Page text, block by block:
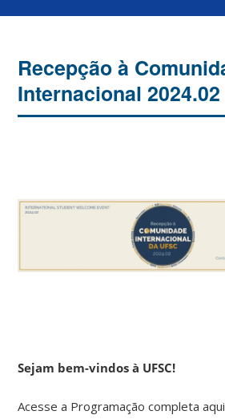
Recepção à
Internacional 2024.02
Sejam bem-vindos à UFSC!
Acesse a Programação completa